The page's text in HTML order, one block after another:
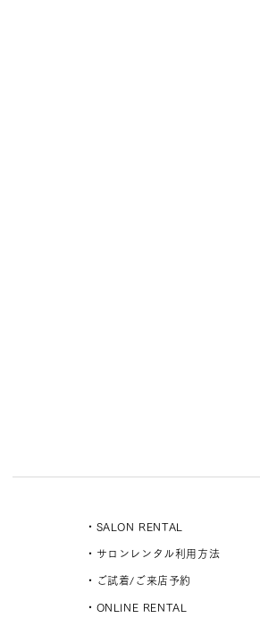
・SALON RENTAL
・サロンレンタル利用方法
・ご試着/ご来店予約
・ONLINE RENTAL